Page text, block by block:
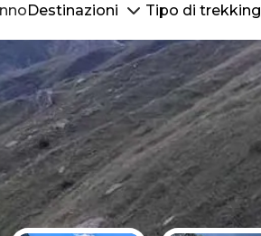
Destinazioni Tipo di trekking